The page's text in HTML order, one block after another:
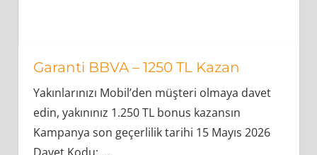
Garanti BBVA – 1250 TL Kazan
Yakınlarınızı Mobil’den müşteri olmaya davet
edin, yakınınız 1.250 TL bonus kazansın
Kampanya son geçerlilik tarihi 15 Mayıs 2026